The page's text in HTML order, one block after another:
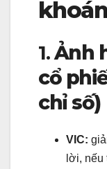
khoán
1.Ảnh
cổ
chỉ số)
VIC:
lời, nếu